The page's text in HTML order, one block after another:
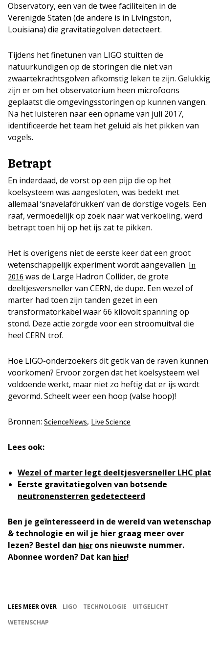
Observatory, een van de twee faciliteiten in de
Verenigde Staten (de andere is in Livingston,
Louisiana) die gravitatiegolven detecteert.
Tijdens het finetunen van LIGO stuitten de
natuurkundigen op de storingen die niet van
zwaartekrachtsgolven afkomstig leken te zijn. Gelukkig
zijn er om het observatorium heen microfoons
geplaatst die omgevingsstoringen op kunnen vangen.
Na het luisteren naar een opname van juli 2017,
identificeerde het team het geluid als het pikken van
vogels.
Betrapt
En inderdaad, de vorst op een pijp die op het
koelsysteem was aangesloten, was bedekt met
allemaal ‘snavelafdrukken’ van de dorstige vogels. Een
raaf, vermoedelijk op zoek naar wat verkoeling, werd
betrapt toen hij op het ijs zat te pikken.
Het is overigens niet de eerste keer dat een groot
wetenschappelijk experiment wordt aangevallen. In
2016 was de Large Hadron Collider, de grote
deeltjesversneller van CERN, de dupe. Een wezel of
marter had toen zijn tanden gezet in een
transformatorkabel waar 66 kilovolt spanning op
stond. Deze actie zorgde voor een stroomuitval die
heel CERN trof.
Hoe LIGO-onderzoekers dit getik van de raven kunnen
voorkomen? Ervoor zorgen dat het koelsysteem wel
voldoende werkt, maar niet zo heftig dat er ijs wordt
gevormd. Scheelt weer een hoop (valse hoop)!
Bronnen: ScienceNews, Live Science
Lees ook:
Wezel of marter legt deeltjesversneller LHC plat
Eerste gravitatiegolven van botsende
neutronensterren gedetecteerd
Ben je geïnteresseerd in de wereld van wetenschap
& technologie en wil je hier graag meer over
lezen? Bestel dan hierons nieuwste nummer.
Abonnee worden? Dat kan hier!
LEES MEER OVER LIGO TECHNOLOGIE
UITGELICHT
WETENSCHAP